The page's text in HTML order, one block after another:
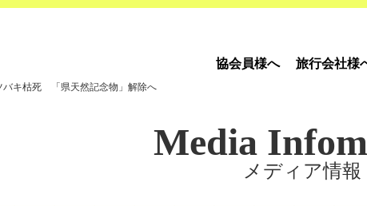
協会員様へ 旅行会社様
バキ枯死 「県天然記念物」解除へ
Media
メディア情報